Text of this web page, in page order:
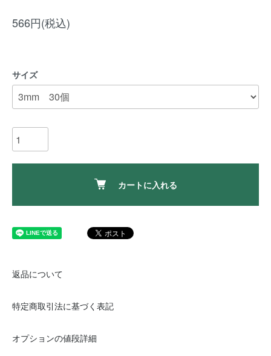
566円(税込)
サイズ
カートに入れる
返品について
特定商取引法に基づく表記
オプションの値段詳細